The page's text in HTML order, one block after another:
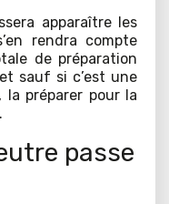
apparaître les
rendra compte
de préparation
sauf si c’est une
la préparer pour la
passe